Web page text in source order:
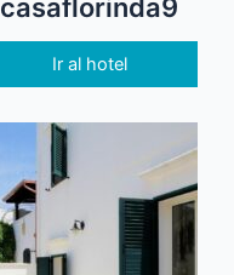
casaflorinda9
Ir al hotel